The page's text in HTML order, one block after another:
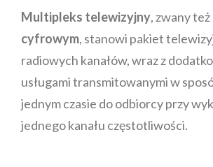
Multipleks telewizyjny, zwany też
cyfrowym, stanowi pakiet
radiowych kanałów, wraz z
usługami transmitowanymi w
jednym czasie do odbiorcy przy
jednego kanału częstotliwości.